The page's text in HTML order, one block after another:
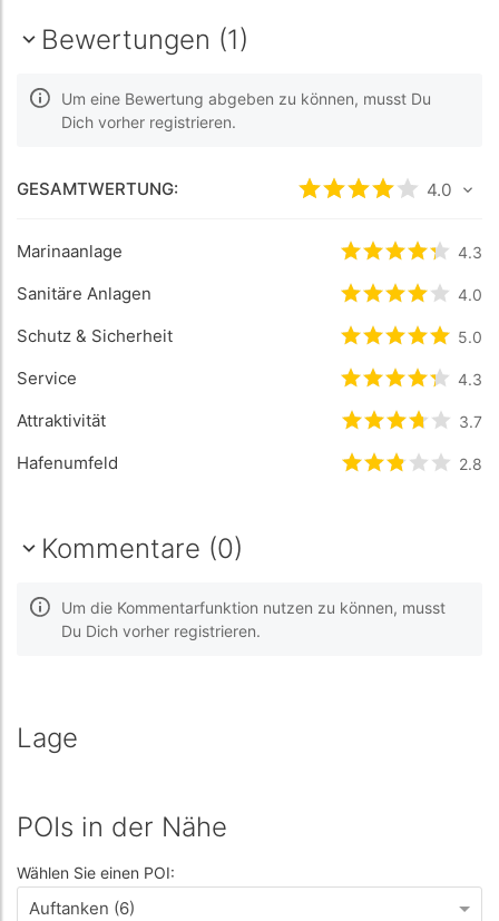
Bewertungen (1)
Um eine Bewertung abgeben zu können, musst Du
Dich vorher registrieren.
GESAMTWERTUNG: bewertet4 /5
4.0
Marinaanlage bewertet4.3/
4.3
Sanitäre Anlagen bewertet4 /5
4.0
Schutz & Sicherheit bewertet5 /5
5.0
Service bewertet4.3/
4.3
Attraktivität bewertet3.7/
3.7
Hafenumfeld bewertet2.8/
2.8
Kommentare (0)
Um die Kommentarfunktion nutzen zu können, musst
Du Dich vorher registrieren.
Lage
POIs in der Nähe
Wählen Sie einen POI:
Auftanken (6)